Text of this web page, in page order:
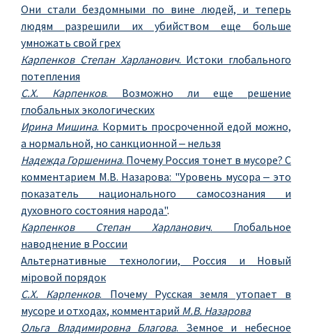
Они стали бездомными по вине людей, и теперь
людям разрешили их убийством еще больше
умножать свой грех
Карпенков Степан Харланович. Истоки глобального
потепления
С.Х. Карпенков. Возможно ли еще решение
глобальных экологических
Ирина Мишина. Кормить просроченной едой можно,
а нормальной, но санкционной ‒ нельзя
Надежда Горшенина. Почему Россия тонет в мусоре? С
комментарием М.В. Назарова: "Уровень мусора ‒ это
показатель национального самосознания и
духовного состояния народа".
Карпенков Степан Харланович. Глобальное
наводнение в России
Альтернативные технологии, Россия и Новый
мiровой порядок
С.Х. Карпенков. Почему Русская земля утопает в
мусоре и отходах, комментарий М.В. Назарова
Ольга Владимировна Благова. Земное и небесное